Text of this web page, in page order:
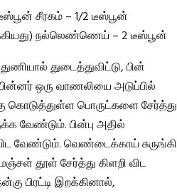
டீஸ்பூன் சீரகம் – 1/2 டீஸ்பூன்
நல்லெண்ணெய் – 2 டீஸ்பூன்
துடைத்துவிட்டு, பின்
ஒரு வாணலியை அடுப்பில்
கொடுத்துள்ள பொருட்களை சேர்த்து
வேண்டும். பின்பு அதில்
வேண்டும். வெண்டைக்காய் சுருங்கி
தூள் சேர்த்து கிளறி விட
பிரட்டி இறக்கினால்,